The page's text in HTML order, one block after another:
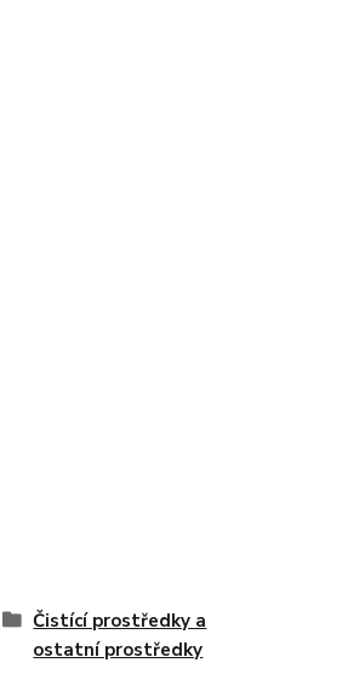
Čistící prostředky a
ostatní prostředky